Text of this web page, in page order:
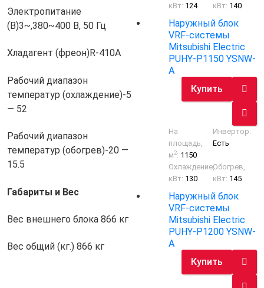
Электропитание
(В)3~,380~400 В, 50 Гц
Хладагент (фреон)R-410A
Рабочий диапазон
температур (охлаждение)-5
— 52
Рабочий диапазон
температур (обогрев)-20 —
15.5
Габариты и Вес
Вес внешнего блока 866 кг
Вес общий (кг.) 866 кг
кВт: 124
кВт: 140
Наружный блок
VRF-системы
Mitsubishi Electric
PUHY-P1150 YSNW-
A
Купить
На
площадь,
м2: 1150
Инвертор:
Есть
Охлаждение,
кВт: 130
Обогрев,
кВт: 145
Наружный блок
VRF-системы
Mitsubishi Electric
PUHY-P1200 YSNW-
A
Купить